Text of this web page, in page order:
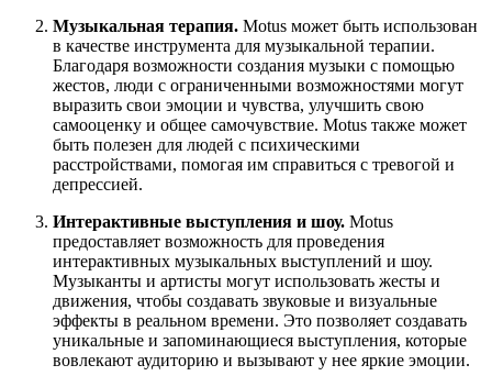
Музыкальная терапия. Motus может быть использован
в качестве инструмента для музыкальной терапии.
Благодаря возможности создания музыки с помощью
жестов, люди с ограниченными возможностями могут
выразить свои эмоции и чувства, улучшить свою
самооценку и общее самочувствие. Motus также может
быть полезен для людей с психическими
расстройствами, помогая им справиться с тревогой и
депрессией.
Интерактивные выступления и шоу. Motus
предоставляет возможность для проведения
интерактивных музыкальных выступлений и шоу.
Музыканты и артисты могут использовать жесты и
движения, чтобы создавать звуковые и визуальные
эффекты в реальном времени. Это позволяет создавать
уникальные и запоминающиеся выступления, которые
вовлекают аудиторию и вызывают у нее яркие эмоции.